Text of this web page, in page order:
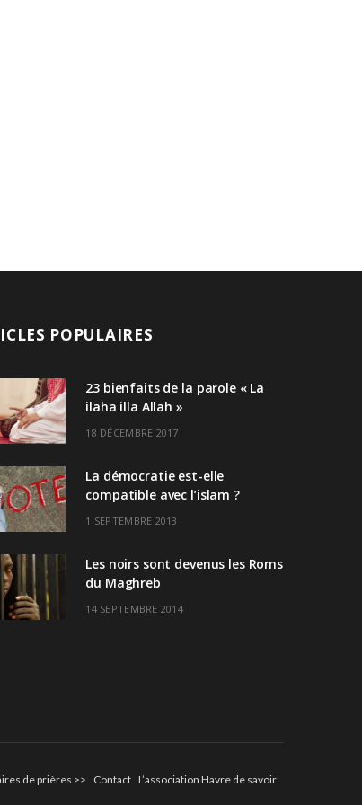
POPULAIRES
23 bienfaits de la parole « La
ilaha illa Allah »
18 DÉCEMBRE 2017
La démocratie est-elle
compatible avec l’islam ?
1 SEPTEMBRE 2013
Les noirs sont devenus les Roms
du Maghreb
14 SEPTEMBRE 2014
de prières >> Contact L’association Havre de savoir